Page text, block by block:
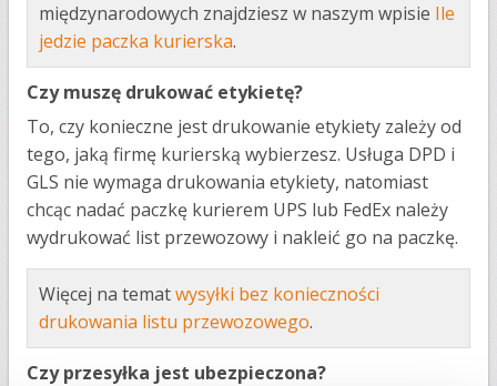
międzynarodowych znajdziesz w naszym wpisie Ile
jedzie paczka kurierska.
Czy muszę drukować etykietę?
To, czy konieczne jest drukowanie etykiety zależy od
tego, jaką firmę kurierską wybierzesz. Usługa DPD i
GLS nie wymaga drukowania etykiety, natomiast
chcąc nadać paczkę kurierem UPS lub FedEx należy
wydrukować list przewozowy i nakleić go na paczkę.
Więcej na tematwysyłki bez konieczności
drukowania listu przewozowego.
Czy przesyłka jest ubezpieczona?